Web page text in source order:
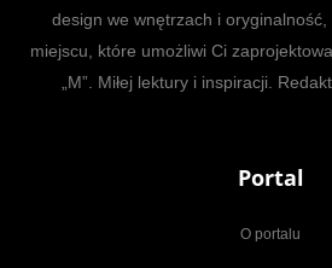
design we wnętrzach i
miejscu, które umożliwi Ci
„M”. Miłej lektury i inspiracji.
Portal
O portalu